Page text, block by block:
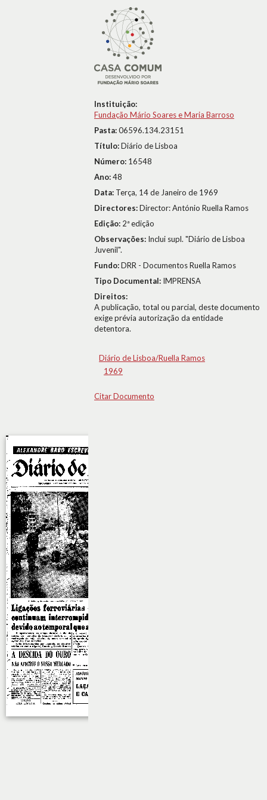
Instituição:
Fundação Mário Soares e Maria Barroso
Pasta:06596.134.23151
Título:Diário de Lisboa
Número: 16548
Ano:48
Data: Terça, 14 de Janeiro de 1969
Directores:Director: António Ruella Ramos
Edição: 2ª edição
Observações: Inclui supl. "Diário de Lisboa
Juvenil".
Fundo:DRR - Documentos Ruella Ramos
Tipo Documental: IMPRENSA
Direitos:
A publicação, total ou parcial, deste documento
exige prévia autorização da entidade
detentora.
Diário de Lisboa/Ruella Ramos
1969
Citar Documento